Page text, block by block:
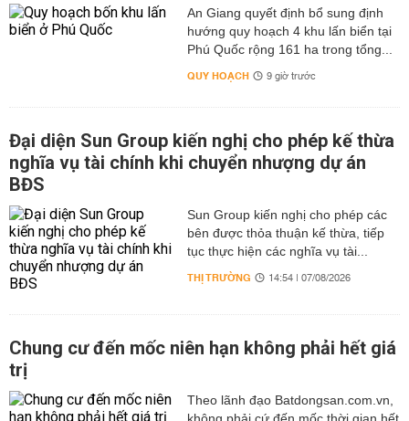
An Giang quyết định bổ sung định
hướng quy hoạch 4 khu lấn biển tại
Phú Quốc rộng 161 ha trong tổng...
QUY HOẠCH 9 giờ trước
Đại diện Sun Group kiến nghị cho phép kế thừa
nghĩa vụ tài chính khi chuyển nhượng dự án
BĐS
Sun Group kiến nghị cho phép các
bên được thỏa thuận kế thừa, tiếp
tục thực hiện các nghĩa vụ tài...
THỊ TRƯỜNG 14:54 | 07/08/2026
Chung cư đến mốc niên hạn không phải hết giá
trị
Theo lãnh đạo Batdongsan.com.vn,